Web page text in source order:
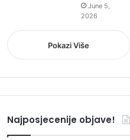
June 5,
2026
Pokazi Više
Najposjecenije objave!